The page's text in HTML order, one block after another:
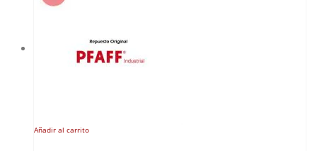
Añadir al carrito